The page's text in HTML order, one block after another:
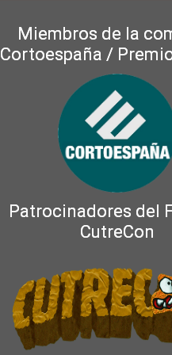
Miembros de la
Cortoespaña /
Patrocinadores del
CutreCon